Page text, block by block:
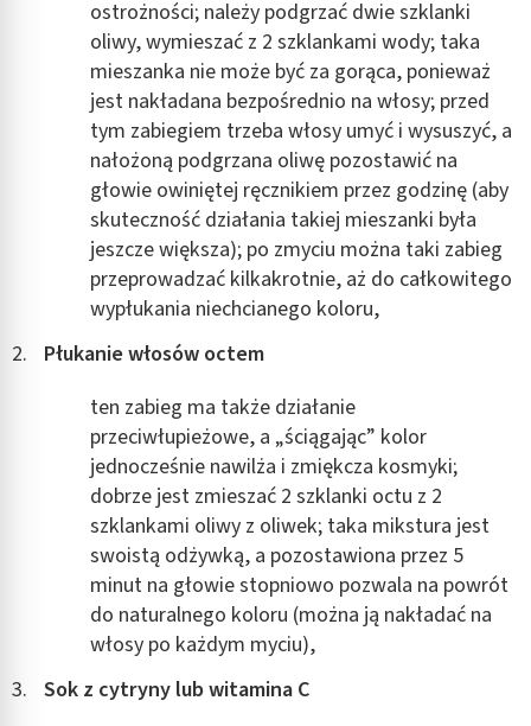
ostrożności; należy podgrzać dwie szklanki
oliwy, wymieszać z 2 szklankami wody; taka
mieszanka nie może być za gorąca, ponieważ
jest nakładana bezpośrednio na włosy; przed
tym zabiegiem trzeba włosy umyć i wysuszyć, a
nałożoną podgrzana oliwę pozostawić na
głowie owiniętej ręcznikiem przez godzinę (aby
skuteczność działania takiej mieszanki była
jeszcze większa); po zmyciu można taki zabieg
przeprowadzać kilkakrotnie, aż do całkowitego
wypłukania niechcianego koloru,
Płukanie włosów octem
ten zabieg ma także działanie
przeciwłupieżowe, a „ściągając” kolor
jednocześnie nawilża i zmiękcza kosmyki;
dobrze jest zmieszać 2 szklanki octu z 2
szklankami oliwy z oliwek; taka mikstura jest
swoistą odżywką, a pozostawiona przez 5
minut na głowie stopniowo pozwala na powrót
do naturalnego koloru (można ją nakładać na
włosy po każdym myciu),
Sok z cytryny lub witamina C